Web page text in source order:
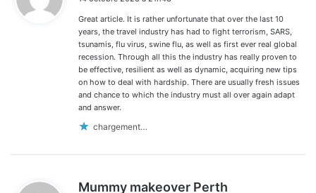
t
:
Great article. It is rather unfortunate that over the last 10
years, the travel industry has had to fight terrorism, SARS,
tsunamis, flu virus, swine flu, as well as first ever real global
recession. Through all this the industry has really proven to
be effective, resilient as well as dynamic, acquiring new tips
on how to deal with hardship. There are usually fresh issues
and chance to which the industry must all over again adapt
and answer.
chargement…
Mummy makeover Perth